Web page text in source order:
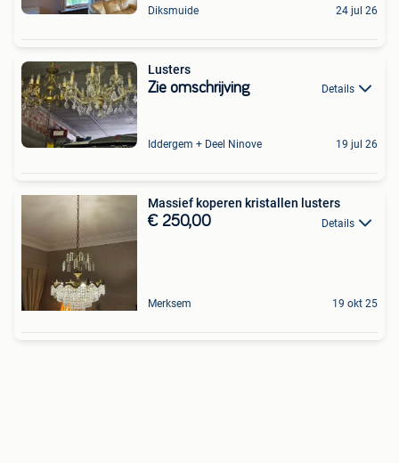
Diksmuide 24 jul 26
Lusters
Zie omschrijving Details
Iddergem + Deel Ninove 19 jul 26
Massief koperen kristallen lusters
€ 250,00 Details
Merksem 19 okt 25